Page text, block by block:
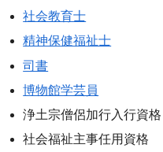
社会教育士
精神保健福祉士
司書
博物館学芸員
浄土宗僧侶加行入行資格
社会福祉主事任用資格